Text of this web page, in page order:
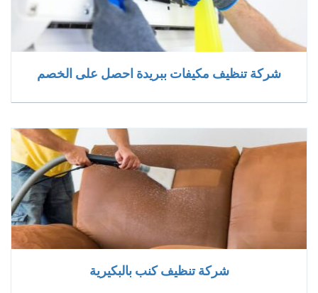
شركة تنظيف مكيفات ببريدة احصل على الخصم
شركة تنظيف كنب بالبكيرية